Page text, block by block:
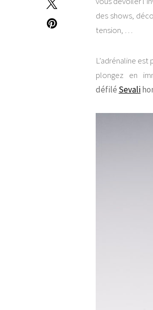
des shows,
tension, …
L’adrénaline
plongez en
défilé Sevali